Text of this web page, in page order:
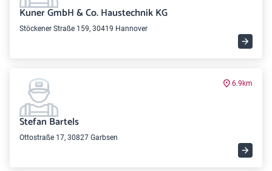
Kuner GmbH & Co. Haustechnik KG
Stöckener Straße 159, 30419 Hannover
6.9km
Stefan Bartels
Ottostraße 17, 30827 Garbsen